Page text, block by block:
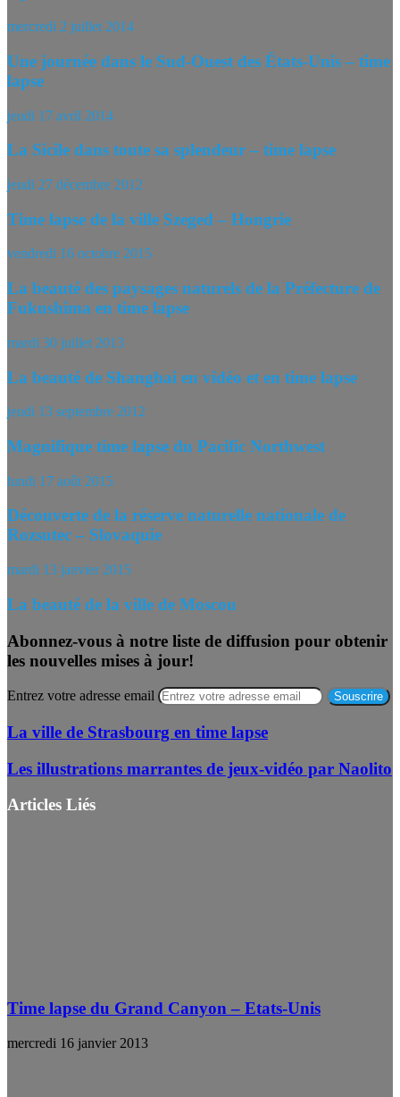
mercredi 2 juillet 2014
Une journée dans le Sud-Ouest des États-Unis – time
lapse
jeudi 17 avril 2014
La Sicile dans toute sa splendeur – time lapse
jeudi 27 décembre 2012
Time lapse de la ville Szeged – Hongrie
vendredi 16 octobre 2015
La beauté des paysages naturels de la Préfecture de
Fukushima en time lapse
mardi 30 juillet 2013
La beauté de Shanghai en vidéo et en time lapse
jeudi 13 septembre 2012
Magnifique time lapse du Pacific Northwest
lundi 17 août 2015
Découverte de la réserve naturelle nationale de
Rozsutec – Slovaquie
mardi 13 janvier 2015
La beauté de la ville de Moscou
Abonnez-vous à notre liste de diffusion pour obtenir
les nouvelles mises à jour!
Entrez votre adresse email
La ville de Strasbourg en time lapse
Les illustrations marrantes de jeux-vidéo par Naolito
Articles Liés
Time lapse du Grand Canyon – Etats-Unis
mercredi 16 janvier 2013